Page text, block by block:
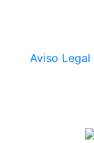
Aviso Legal